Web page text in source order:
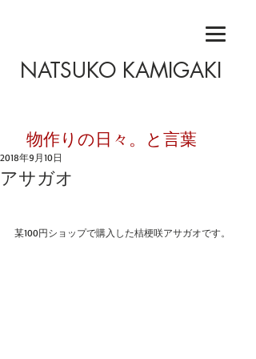
NATSUKO KAMIGAKI
​物作りの日々。と言葉
アサガオ
2018年9月10日
某100円ショップで購入した桔梗咲アサガオです。